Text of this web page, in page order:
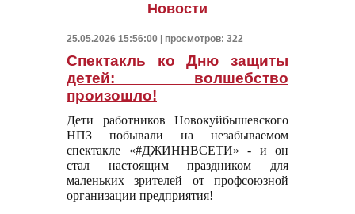
Новости
25.05.2026 15:56:00 | просмотров: 322
Спектакль ко Дню защиты
детей: волшебство
произошло!
Дети работников Новокуйбышевского
НПЗ побывали на незабываемом
спектакле «#ДЖИННВСЕТИ» - и он
стал настоящим праздником для
маленьких зрителей от профсоюзной
организации предприятия!